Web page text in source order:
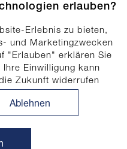
erlauben?
Erlebnis zu bieten,
und Marketingzwecken
"Erlauben" erklären Sie
Einwilligung kann
Zukunft widerrufen
können durch
werden. Weitere
Sie in unserem
Ablehnen